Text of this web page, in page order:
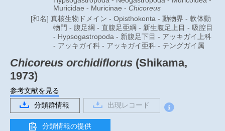
Muricidae - Muricinae - Chicoreus
[和名] 真核生物ドメイン - Opisthokonta - 動物界 - 軟体動
物門 - 腹足綱 - 直腹足亜綱 - 新生腹足上目 - 吸腔目
- Hypsogastropoda - 新腹足下目 - アッキガイ上科
- アッキガイ科 - アッキガイ亜科 - テングガイ属
Chicoreus orchidiflorus (Shikama,
1973)
参考文献を見る
分類群情報
出現レコード
分類情報の提供